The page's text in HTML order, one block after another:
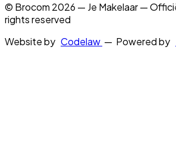
© Brocom 2026 — Je Makelaar —
rights reserved
Website by Codelaw — Powered by